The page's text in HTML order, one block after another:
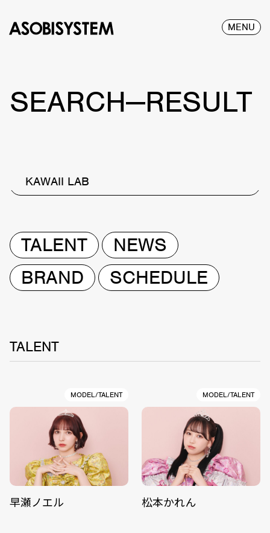
MENU
SEARCH—RESULT
KAWAII LAB
TALENT
NEWS
BRAND
SCHEDULE
TALENT
MODEL/TALENT
早瀬ノエル
MODEL/TALENT
松本かれん